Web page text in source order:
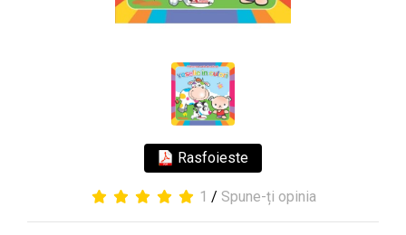
Rasfoieste
1 / Spune-ți opinia